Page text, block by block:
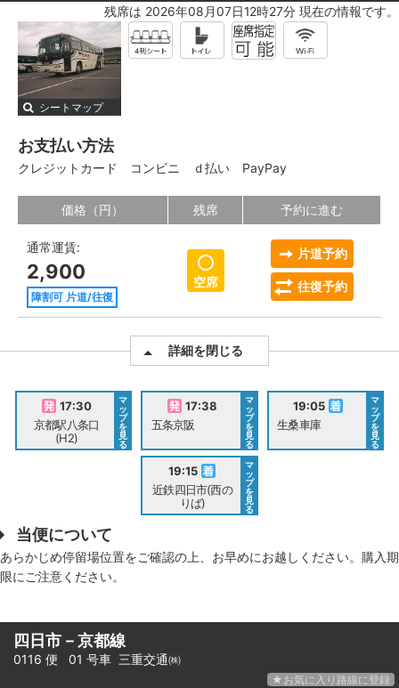
残席は 2026年08月07日12時27分 現在の情報です。
シートマップ
お支払い方法
クレジットカード コンビニ ｄ払い PayPay
価格（円） 残席 予約に進む
通常運賃:
2,900
障割可 片道/往復
空席
片道予約
往復予約
詳細を閉じる
17:30
京都駅八条口
(H2)
マ
ッ
プ
を
見
る
17:38
五条京阪
マ
ッ
プ
を
見
る
19:05
生桑車庫
マ
ッ
プ
を
見
る
19:15
近鉄四日市(西の
りば)
マ
ッ
プ
を
見
る
当便について
あらかじめ停留場位置をご確認の上、お早めにお越しください。購入期
限にご注意ください。
四日市－京都線
0116 便 01 号車 三重交通㈱
★お気に入り路線に登録